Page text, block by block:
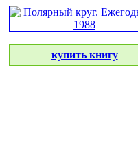
купить книгу